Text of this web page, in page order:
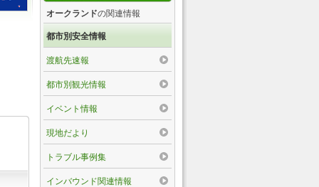
オークランドの関連情報
都市別安全情報
渡航先速報
都市別観光情報
イベント情報
現地だより
トラブル事例集
インバウンド関連情報